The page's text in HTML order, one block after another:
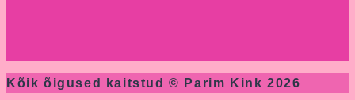
Kõik õigused kaitstud © Parim Kink 2026